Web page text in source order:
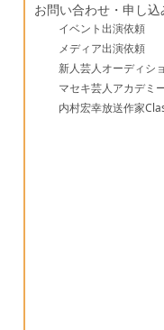
お問い合わせ・申し
イベント出演依頼
メディア出演依頼
新人芸人オーディシ
マセキ芸人アカデミ
内村宏幸放送作家